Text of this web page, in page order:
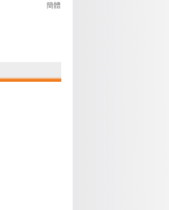
簡體